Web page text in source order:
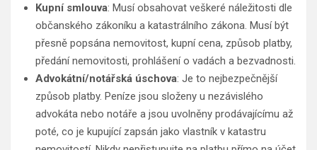
Kupní smlouva: Musí obsahovat veškeré náležitosti dle
občanského zákoníku a katastrálního zákona. Musí být
přesně popsána nemovitost, kupní cena, způsob platby,
předání nemovitosti, prohlášení o vadách a bezvadnosti.
Advokátní/notářská úschova: Je to nejbezpečnější
způsob platby. Peníze jsou složeny u nezávislého
advokáta nebo notáře a jsou uvolněny prodávajícímu až
poté, co je kupující zapsán jako vlastník v katastru